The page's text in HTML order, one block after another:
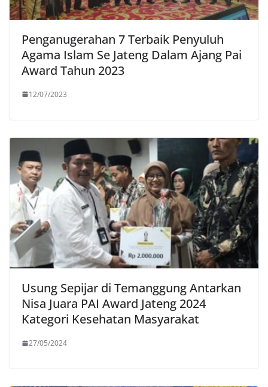
Penganugerahan 7 Terbaik Penyuluh
Agama Islam Se Jateng Dalam Ajang Pai
Award Tahun 2023
12/07/2023
Usung Sepijar di Temanggung Antarkan
Nisa Juara PAI Award Jateng 2024
Kategori Kesehatan Masyarakat
27/05/2024